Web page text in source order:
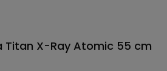
Titan X-Ray Atomic 55 cm